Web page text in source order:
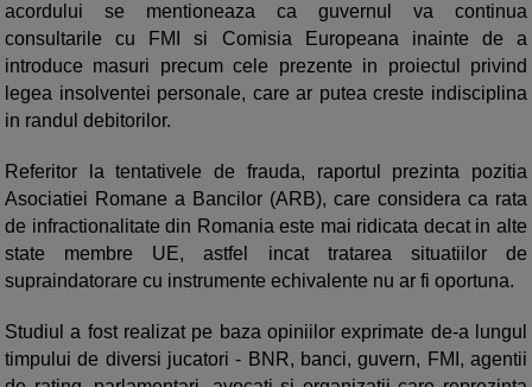
acordului se mentioneaza ca guvernul va continua
consultarile cu FMI si Comisia Europeana inainte de a
introduce masuri precum cele prezente in proiectul privind
legea insolventei personale, care ar putea creste indisciplina
in randul debitorilor.
Referitor la tentativele de frauda, raportul prezinta pozitia
Asociatiei Romane a Bancilor (ARB), care considera ca rata
de infractionalitate din Romania este mai ridicata decat in alte
state membre UE, astfel incat tratarea situatiilor de
supraindatorare cu instrumente echivalente nu ar fi oportuna.
Studiul a fost realizat pe baza opiniilor exprimate de-a lungul
timpului de diversi jucatori - BNR, banci, guvern, FMI, agentii